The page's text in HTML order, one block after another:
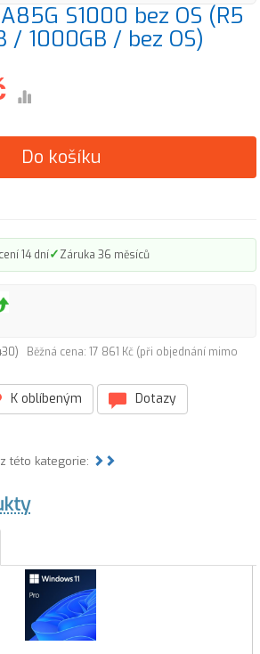
S1000 bez OS (R5
/ 1000GB / bez OS)
Do košíku
14 dní✓Záruka 36 měsíců
Běžná cena: 17 861 Kč (při objednání mimo
K oblíbeným
Dotazy
této kategorie: